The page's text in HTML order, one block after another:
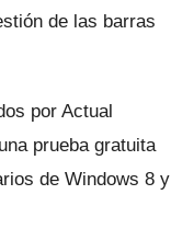
de las barras
por Actual
prueba gratuita
de Windows 8 y